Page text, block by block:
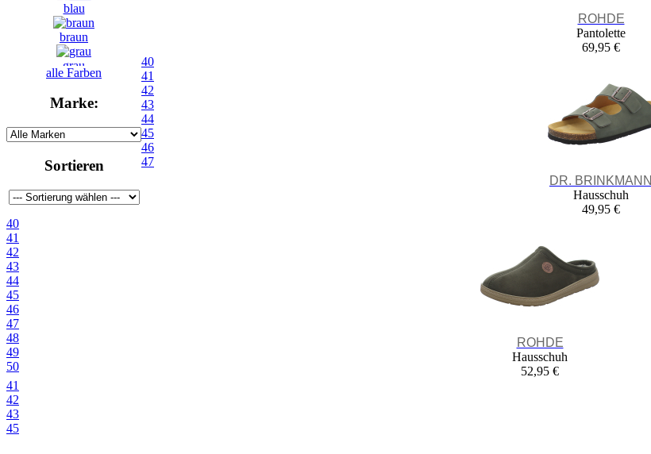
blau
braun
grau
alle Farben
Marke:
Sortieren
ROHDE
Pantolette
69,95 €
40
41
42
43
44
45
46
47
DR. BRINKMANN
Hausschuh
49,95 €
40
41
42
43
44
45
46
47
48
49
50
ROHDE
Hausschuh
52,95 €
41
42
43
45